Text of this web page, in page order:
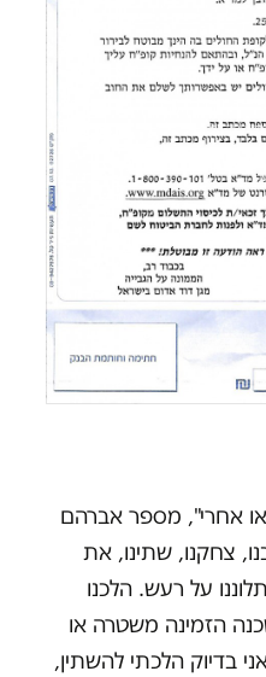
"היה ערב, סביבות 22:00 או אחרי", מספר אברהם
צחקנו, שתינו, את
על רעש. הלכנו
הזמינה משטרה או
בדיוק הלכתי להשתין,